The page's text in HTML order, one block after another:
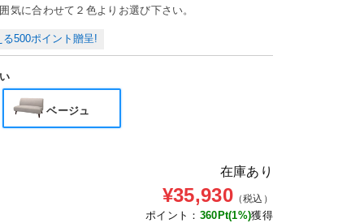
気に合わせて２色よりお選び下さい。
500ポイント贈呈!
ベージュ
在庫あり
¥35,930（税込）
ポイント： 360 Pt(1%)獲得